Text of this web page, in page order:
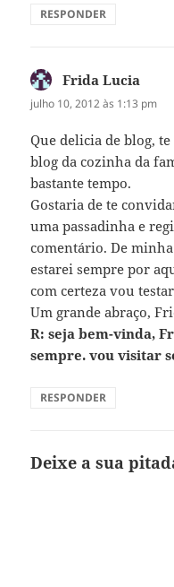
RESPONDER
Frida Lucia
julho 10, 2012 às 1:13 pm
Que delicia de blog,
blog da cozinha da
bastante tempo.
Gostaria de te
uma passadinha e
comentário. De
estarei sempre por
com certeza vou
Um grande abraço,
R: seja bem-vinda,
sempre. vou visitar
RESPONDER
Deixe a sua